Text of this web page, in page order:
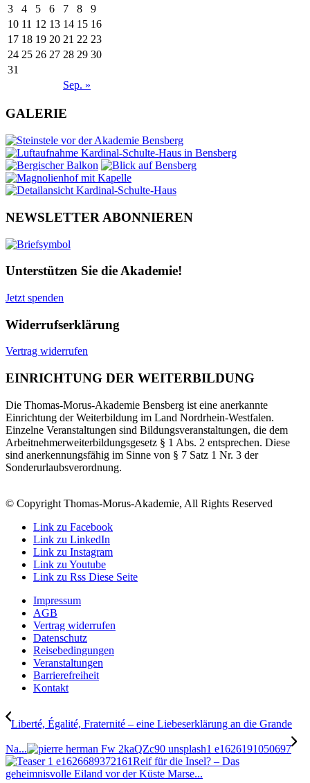
Sep. »
3
4 5 6 7 8
9
10 11 12 13 14 15 16
17 18 19 20 21 22 23
24 25 26 27 28 29 30
31
GALERIE
NEWSLETTER ABONNIEREN
Unterstützen Sie die Akademie!
Jetzt spenden
Widerrufserklärung
Vertrag widerrufen
EINRICHTUNG DER WEITERBILDUNG
Die Thomas-Morus-Akademie Bensberg ist eine anerkannte
Einrichtung der Weiterbildung im Land Nordrhein-Westfalen.
Einzelne Veranstaltungen sind Bildungsveranstaltungen, die dem
Arbeitnehmerweiterbildungsgesetz § 1 Abs. 2 entsprechen. Diese
sind anerkennungsfähig im Sinne von § 7 Satz 1 Nr. 3 der
Sonderurlaubsverordnung.
© Copyright Thomas-Morus-Akademie, All Rights Reserved
Link zu Facebook
Link zu LinkedIn
Link zu Instagram
Link zu Youtube
Link zu Rss Diese Seite
Impressum
AGB
Vertrag widerrufen
Datenschutz
Reisebedingungen
Veranstaltungen
Barrierefreiheit
Kontakt
Liberté, Égalité, Fraternité – eine Liebeserklärung an die Grande
Na...
Reif für die Insel? – Das
geheimnisvolle Eiland vor der Küste Marse...